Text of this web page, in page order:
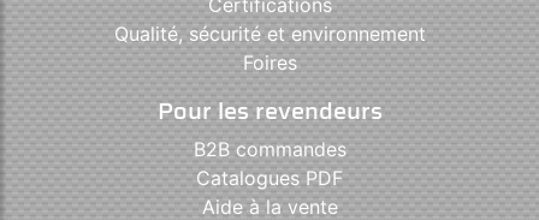
Qualité, sécurité et environnement
Foires
Pour les revendeurs
B2B commandes
Catalogues PDF
Aide à la vente